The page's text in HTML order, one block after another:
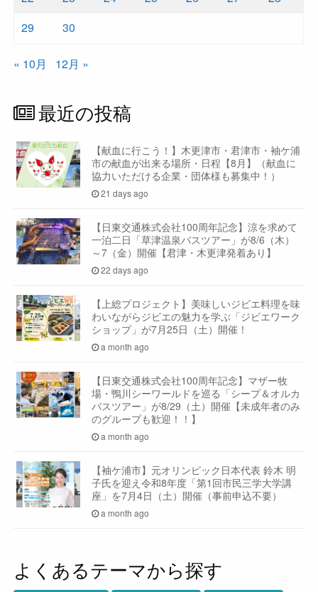
29
30
« 10月 12月 »
最近の投稿
【献血に行こう！】木更津市・君津市・袖ケ浦
市の献血が出来る場所・日程【8月】（献血に
協力いただける企業・団体様も募集中！）
21 days ago
【日東交通株式会社100周年記念】涼を求めて
一泊二日「草津温泉バスツアー」が8/6（木）
～7（金）開催【君津・木更津発着あり】
22 days ago
【上総プロジェクト】美味しいジビエ料理を味
わいながらジビエの魅力を学ぶ「ジビエワーク
ショップ」が7月25日（土）開催！
a month ago
【日東交通株式会社100周年記念】マザー牧
場・鴨川シーワールドを巡る「シープ＆オルカ
バスツアー」が8/29（土）開催【未成年者のみ
のグループも歓迎！！】
a month ago
【袖ケ浦市】元オリンピック日本代表 鈴木 明
子氏を迎え令和8年度「第1回市民三学大学講
座」を7月4日（土）開催（事前申込不要）
a month ago
よくあるテーマから探す